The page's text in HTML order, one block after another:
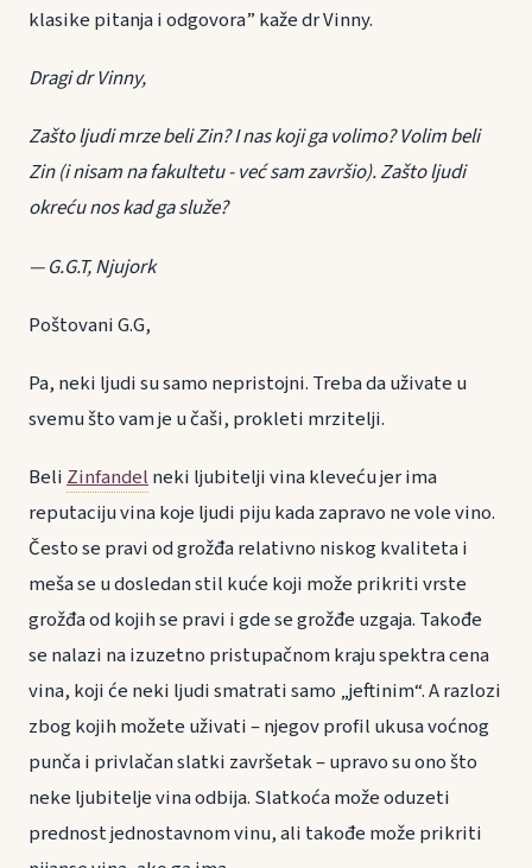
klasike pitanja i odgovora” kaže dr Vinny.
Dragi dr Vinny,
Zašto ljudi mrze beli Zin? I nas koji ga volimo?Volim beli
Zin (i nisam na fakultetu - već sam završio). Zašto ljudi
okreću nos kad ga služe?
— G.G.T, Njujork
Poštovani G.G,
Pa, neki ljudi su samo nepristojni. Treba da uživate u
svemu što vam je u čaši, prokleti mrzitelji.
BeliZinfandelneki ljubitelji vina kleveću jer ima
reputaciju vina koje ljudi piju kada zapravo ne vole vino.
Često se pravi od grožđa relativno niskog kvaliteta i
meša se u dosledan stil kuće koji može prikriti vrste
grožđa od kojih se pravi i gde se grožđe uzgaja. Takođe
se nalazi na izuzetno pristupačnom kraju spektra cena
vina, koji će neki ljudi smatrati samo „jeftinim“. A razlozi
zbog kojih možete uživati – njegov profil ukusa voćnog
punča i privlačan slatki završetak – upravo su ono što
neke ljubitelje vina odbija. Slatkoća može oduzeti
prednost jednostavnom vinu, ali takođe može prikriti